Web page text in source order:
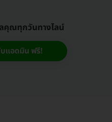
ณทุกวันทางไลน์
แอดมิน ฟรี!